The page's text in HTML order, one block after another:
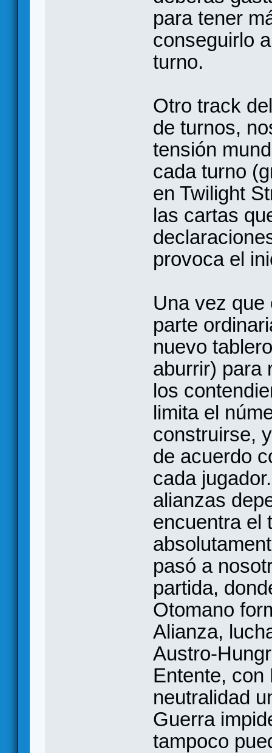
para tener
conseguirlo
turno.
Otro track
de turnos,
tensión
cada turno
en Twilight
las cartas
provoca el
Una vez que
parte
nuevo
aburrir) para
los
limita el
construirse,
de acuerdo
cada
alianzas
encuentra el
pasó a
partida,
Otomano
Alianza,
Austro-
Entente, con
neutralidad
Guerra
tampoco